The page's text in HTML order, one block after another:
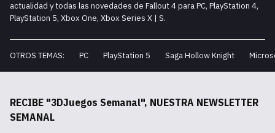
actualidad y todas las novedades de Fallout 4 para PC, PlayStation 4,
PlayStation 5, Xbox One, Xbox Series X | S.
OTROS TEMAS: PC PlayStation 5 Saga Hollow Knight
RECIBE "3DJuegos Semanal", NUESTRA NEWSLETTER
SEMANAL